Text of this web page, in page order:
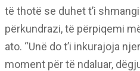
të thotë se duhet t’i
përkundrazi, të përpiqemi
ato. “Unë do t’i inkurajoja
moment për të ndaluar,